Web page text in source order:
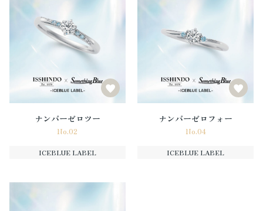
ナンバーゼロツー
No.02
ICEBLUE LABEL
ナンバーゼロフォー
No.04
ICEBLUE LABEL